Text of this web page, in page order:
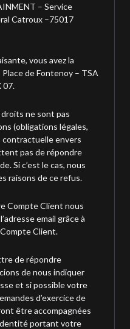
– Service
Catroux –75017
vous avez la
de Fontenoy – TSA
07.
ne sont pas
(obligations légales,
envers
pas de répondre
Si c’est le cas, nous
raisons de ce refus.
Compte Client nous
email grâce à
Client.
de répondre
de nous indiquer
et si possible votre
d’exercice de
être accompagnées
portant votre